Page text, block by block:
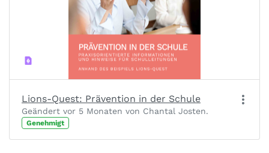
Lions-Quest: Prävention in der Schule
Geändert vor 5 Monaten von Chantal Josten.
Genehmigt